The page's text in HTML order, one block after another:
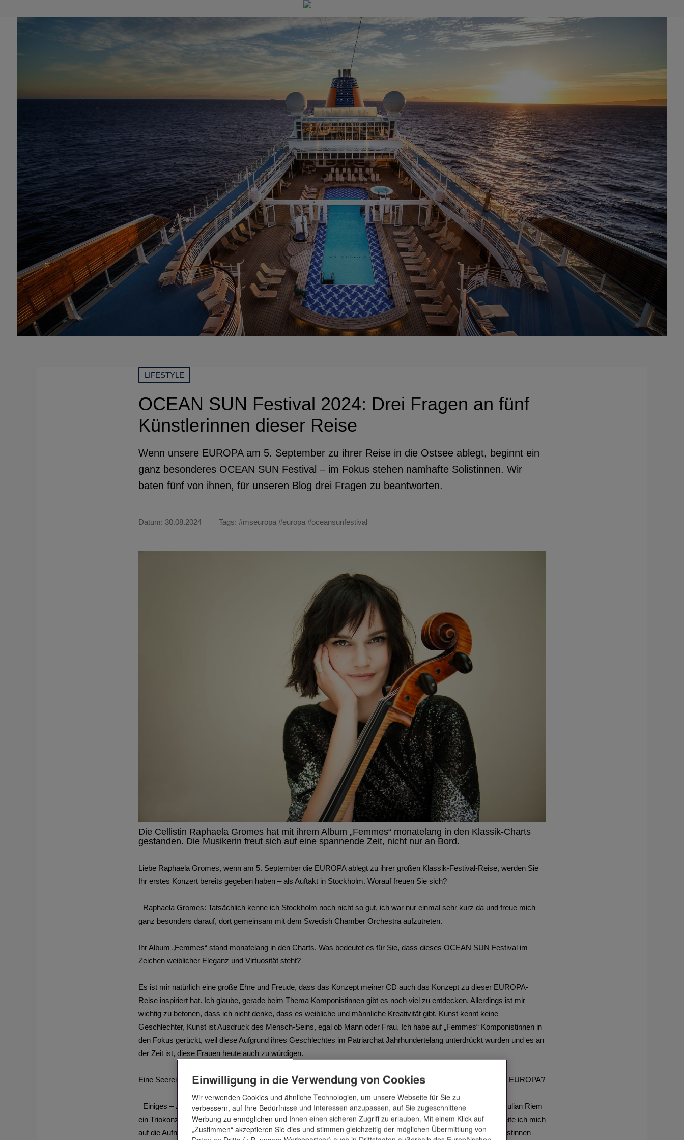
LIFESTYLE
OCEAN SUN Festival 2024: Drei Fragen an fünf
Künstlerinnen dieser Reise
Wenn unsere EUROPA am 5. September zu ihrer Reise in die Ostsee ablegt, beginnt ein
ganz besonderes OCEAN SUN Festival – im Fokus stehen namhafte Solistinnen. Wir
baten fünf von ihnen, für unseren Blog drei Fragen zu beantworten.
Datum: 30.08.2024 Tags: #mseuropa #europa #oceansunfestival
Die Cellistin Raphaela Gromes hat mit ihrem Album „Femmes“ monatelang in den Klassik-Charts
gestanden. Die Musikerin freut sich auf eine spannende Zeit, nicht nur an Bord.
Liebe Raphaela Gromes, wenn am 5. September die EUROPA ablegt zu ihrer großen Klassik-Festival-Reise, werden Sie
Ihr erstes Konzert bereits gegeben haben – als Auftakt in Stockholm. Worauf freuen Sie sich?
Raphaela Gromes: Tatsächlich kenne ich Stockholm noch nicht so gut, ich war nur einmal sehr kurz da und freue mich
ganz besonders darauf, dort gemeinsam mit dem Swedish Chamber Orchestra aufzutreten.
Ihr Album „Femmes“ stand monatelang in den Charts. Was bedeutet es für Sie, dass dieses OCEAN SUN Festival im
Zeichen weiblicher Eleganz und Virtuosität steht?
Es ist mir natürlich eine große Ehre und Freude, dass das Konzept meiner CD auch das Konzept zu dieser EUROPA-
Reise inspiriert hat. Ich glaube, gerade beim Thema Komponistinnen gibt es noch viel zu entdecken. Allerdings ist mir
wichtig zu betonen, dass ich nicht denke, dass es weibliche und männliche Kreativität gibt. Kunst kennt keine
Geschlechter, Kunst ist Ausdruck des Mensch-Seins, egal ob Mann oder Frau. Ich habe auf „Femmes“ Komponistinnen in
den Fokus gerückt, weil diese Aufgrund ihres Geschlechtes im Patriarchat Jahrhundertelang unterdrückt wurden und es an
der Zeit ist, diese Frauen heute auch zu würdigen.
Eine Seereise folgt einem ganz eigenen Rhythmus. Was haben Sie sich vorgenommen für die Tage an Bord der EUROPA?
Einiges – zum einen spiele ich ja an Bord gemeinsam mit der Geigerin Ye-Eun Choi und meinem Duopartner Julian Riem
ein Triokonzert, unter anderem mit Werken von Clara Schumann und Pauline Viardot-Garcia, zum anderen bereite ich mich
auf die Aufnahme von „Femmes 2“ vor, auf dem Album werde ich Cellokonzerte und Cellosonaten von Komponistinnen
Einwilligung in die Verwendung von Cookies
Wir verwenden Cookies und ähnliche Technologien, um unsere Webseite für Sie zu
verbessern, auf Ihre Bedürfnisse und Interessen anzupassen, auf Sie zugeschnittene
Werbung zu ermöglichen und Ihnen einen sicheren Zugriff zu erlauben. Mit einem Klick auf
„Zustimmen“ akzeptieren Sie dies und stimmen gleichzeitig der möglichen Übermittlung von